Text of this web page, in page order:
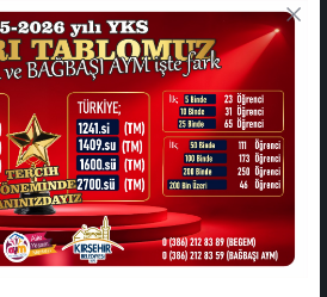
ONLİNE İŞLEMLER